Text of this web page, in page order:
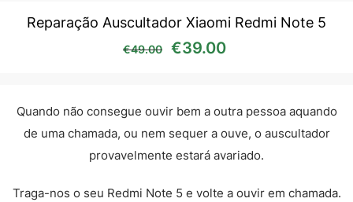
Reparação Auscultador Xiaomi Redmi Note 5
€49.00 O preço original era:
€39.00
Quando não consegue ouvir bem a outra pessoa aquando
de uma chamada, ou nem sequer a ouve, o auscultador
provavelmente estará avariado.
Traga-nos o seu Redmi Note 5 e volte a ouvir em chamada.